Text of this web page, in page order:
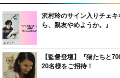
沢村玲のサイン入りチェ
ら、親友やめようか。』
【監督登壇】『猫たちと
20名様をご招待！